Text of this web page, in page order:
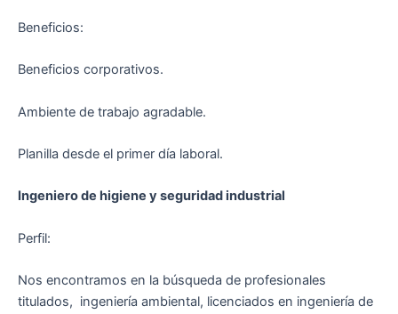
Beneficios:
Beneficios corporativos.
Ambiente de trabajo agradable.
Planilla desde el primer día laboral.
Ingeniero de higiene y seguridad industrial
Perfil:
Nos encontramos en la búsqueda de profesionales
titulados, ingeniería ambiental, licenciados en ingeniería de